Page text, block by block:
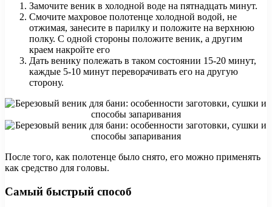
Замочите веник в холодной воде на пятнадцать минут.
Смочите махровое полотенце холодной водой, не
отжимая, занесите в парилку и положите на верхнюю
полку. С одной стороны положите веник, а другим
краем накройте его
Дать венику полежать в таком состоянии 15-20 минут,
каждые 5-10 минут переворачивать его на другую
сторону.
После того, как полотенце было снято, его можно применять
как средство для головы.
Самый быстрый способ